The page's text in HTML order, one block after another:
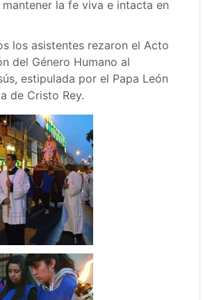
la fe viva e intacta en
los asistentes rezaron el Acto
del Género Humano al
estipulada por el Papa León
de Cristo Rey.